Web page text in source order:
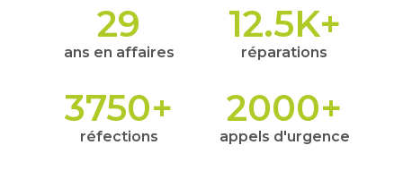
ans en affaires
29
réparations
12.5K+
réfections
3750+
appels d'urgence
2000+